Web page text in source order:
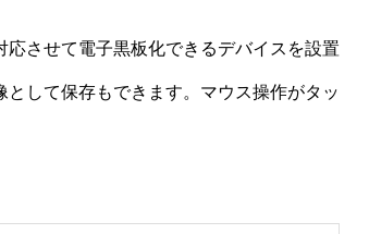
させて電子黒板化できるデバイスを設置
して保存もできます。マウス操作がタッ